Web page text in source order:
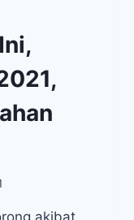
akibat